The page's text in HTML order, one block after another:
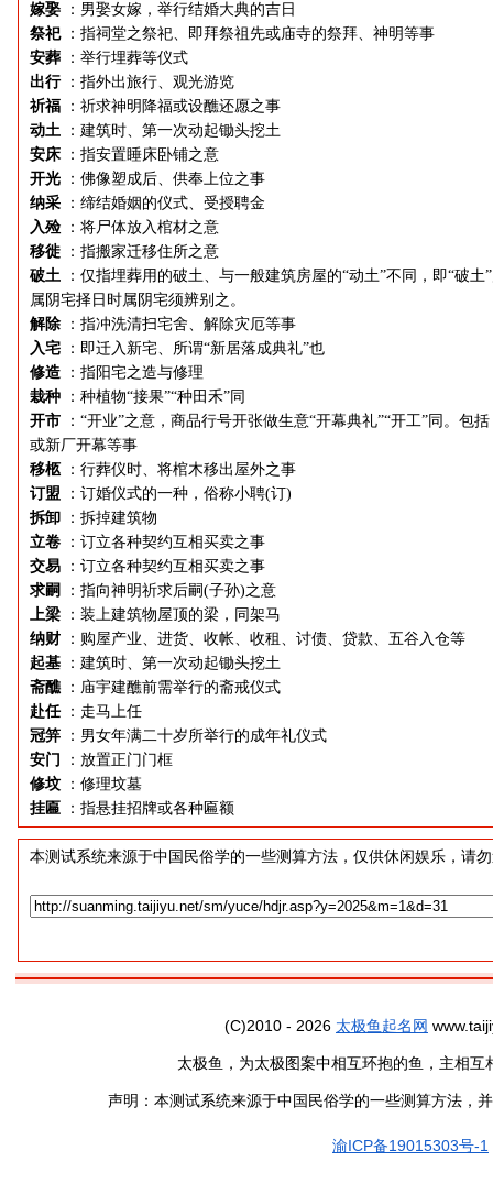
嫁娶
：男娶女嫁，举行结婚大典的吉日
祭祀 ：指祠堂之祭祀、即拜祭祖先或庙寺的祭拜、神明等事
安葬
：举行埋葬等仪式
出行 ：指外出旅行、观光游览
祈福
：祈求神明降福或设醮还愿之事
动土
：建筑时、第一次动起锄头挖土
安床
：指安置睡床卧铺之意
开光
：佛像塑成后、供奉上位之事
纳采
：缔结婚姻的仪式、受授聘金
入殓
：将尸体放入棺材之意
移徙
：指搬家迁移住所之意
破土
：仅指埋葬用的破土、与一般建筑房屋的“动土”不同，即“破
属阴宅择日时属阴宅须辨别之。
解除
：指冲洗清扫宅舍、解除灾厄等事
入宅
：即迁入新宅、所谓“新居落成典礼”也
修造
：指阳宅之造与修理
栽种
：种植物“接果”“种田禾”同
开市
：“开业”之意，商品行号开张做生意“开幕典礼”“开工”同。
或新厂开幕等事
移柩
：行葬仪时、将棺木移出屋外之事
订盟
：订婚仪式的一种，俗称小聘(订)
拆卸
：拆掉建筑物
立卷
：订立各种契约互相买卖之事
交易
：订立各种契约互相买卖之事
求嗣
：指向神明祈求后嗣(子孙)之意
上梁
：装上建筑物屋顶的梁，同架马
纳财
：购屋产业、进货、收帐、收租、讨债、贷款、五谷入仓等
起基
：建筑时、第一次动起锄头挖土
斋醮 ：庙宇建醮前需举行的斋戒仪式
赴任 ：走马上任
冠笄
：男女年满二十岁所举行的成年礼仪式
安门
：放置正门门框
修坟
：修理坟墓
挂匾
：指悬挂招牌或各种匾额
本测试系统来源于中国民俗学的一些测算方法，仅供休闲娱乐，请
(C)2010 - 2026 太极鱼起名网
太极鱼，为太极图案中相互环抱的鱼，主相
声明：本测试系统来源于中国民俗学的一些测算方法，
渝ICP备19015303号-1